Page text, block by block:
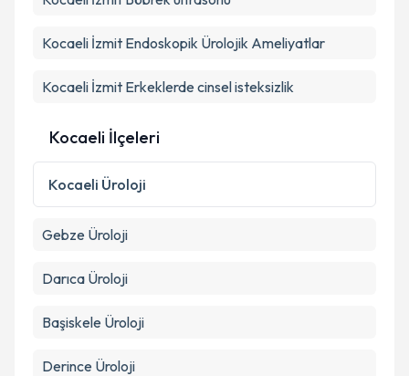
Metni
'ni okudum ve kişisel verilerimin belirtilen
kapsamda işlenmesini kabul ediyorum.
Kocaeli İzmit Endoskopik Ürolojik Ameliyatlar
Kocaeli İzmit Erkeklerde cinsel isteksizlik
Kocaeli İlçeleri
Kocaeli Üroloji
Gebze Üroloji
Darıca Üroloji
Başiskele Üroloji
Derince Üroloji